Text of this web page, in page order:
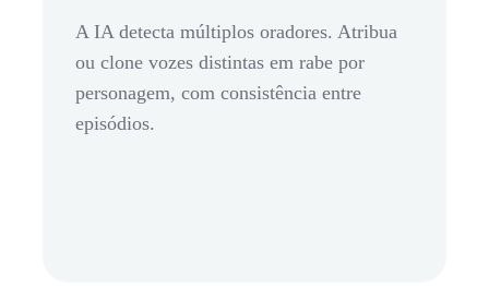
A IA detecta múltiplos oradores. Atribua
ou clone vozes distintas em rabe por
personagem, com consistência entre
episódios.